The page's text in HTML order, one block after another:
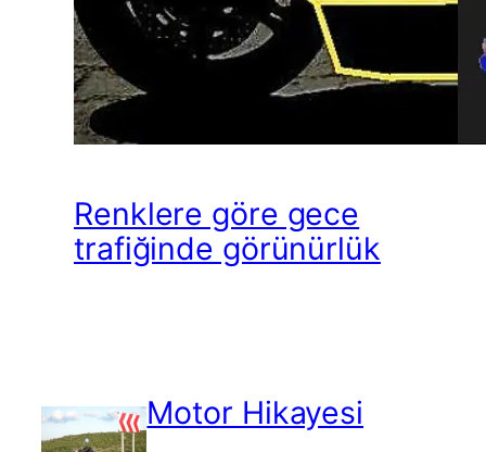
Renklere göre gece
trafiğinde görünürlük
Motor Hikayesi